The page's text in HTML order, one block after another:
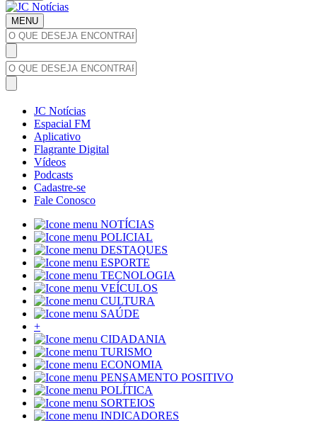
MENU
JC Notícias
Espacial FM
Aplicativo
Flagrante Digital
Vídeos
Podcasts
Cadastre-se
Fale Conosco
NOTÍCIAS
POLICIAL
DESTAQUES
ESPORTE
TECNOLOGIA
VEÍCULOS
CULTURA
SAÚDE
+
CIDADANIA
TURISMO
ECONOMIA
PENSAMENTO POSITIVO
POLÍTICA
SORTEIOS
INDICADORES